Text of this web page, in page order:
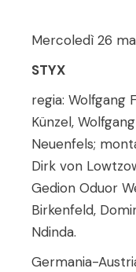
Mercoledì 26
STYX
regia: Wolfgang
Künzel,
Neuenfels;
Dirk von
Gedion Oduor
Birkenfeld,
Ndinda.
Germania-